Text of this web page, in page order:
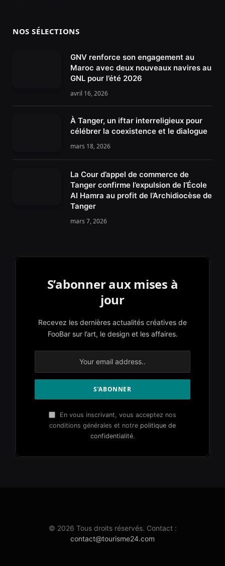
NOS SÉLECTIONS
GNV renforce son engagement au
Maroc avec deux nouveaux navires au
GNL pour l’été 2026
avril 16, 2026
À Tanger, un iftar interreligieux pour
célébrer la coexistence et le dialogue
mars 18, 2026
La Cour d’appel de commerce de
Tanger confirme l’expulsion de l’École
Al Hamra au profit de l’Archidiocèse de
Tanger
mars 7, 2026
S’abonner aux mises à
jour
Recevez les dernières actualités créatives de
FooBar sur l’art, le design et les affaires.
En vous inscrivant, vous acceptez nos
conditions générales et notre politique de
confidentialité.
© 2026 Tous droits réservés. Contact :
contact@tourisme24.com